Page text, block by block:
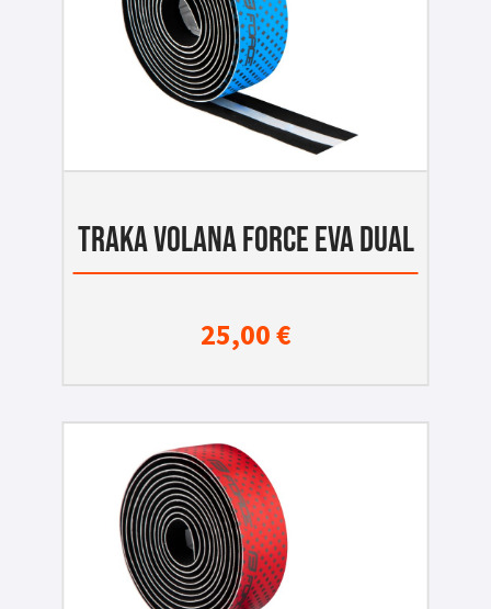
TRAKA VOLANA FORCE EVA DUAL
25,00€